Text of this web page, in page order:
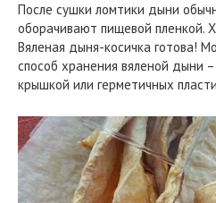
После сушки ломтики дыни
оборачивают пищевой пленкой.
Вяленая дыня-косичка готова!
способ хранения вяленой дыни
крышкой или герметичных